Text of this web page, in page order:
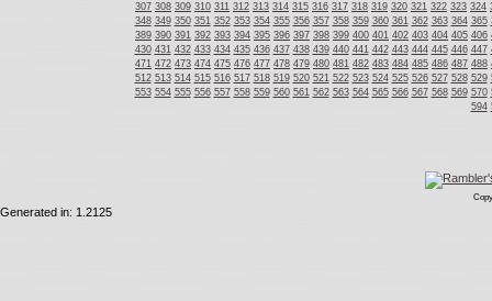
307 308 309 310 311 312 313 314 315 316 317 318 319 320 321 322 323 324
348 349 350 351 352 353 354 355 356 357 358 359 360 361 362 363 364 365
389 390 391 392 393 394 395 396 397 398 399 400 401 402 403 404 405 406
430 431 432 433 434 435 436 437 438 439 440 441 442 443 444 445 446 447
471 472 473 474 475 476 477 478 479 480 481 482 483 484 485 486 487 488
512 513 514 515 516 517 518 519 520 521 522 523 524 525 526 527 528 529
553 554 555 556 557 558 559 560 561 562 563 564 565 566 567 568 569 570
594
Generated in: 1.2125